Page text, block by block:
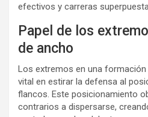
efectivos y carreras
Papel de los
de ancho
Los extremos en una formación
vital en estirar la defensa al
flancos. Este posicionamiento
contrarios a dispersarse,